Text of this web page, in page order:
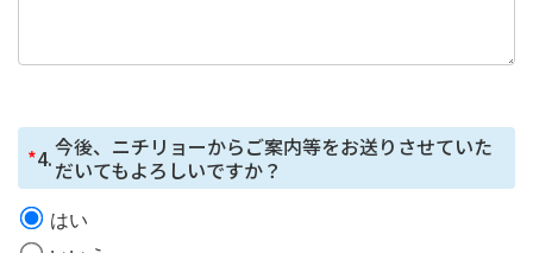
本フォームではCookie で個⼈情報を取得していません
*4.今後、ニチリョーからご案内等をお送りさせていた
だいてもよろしいですか？
はい